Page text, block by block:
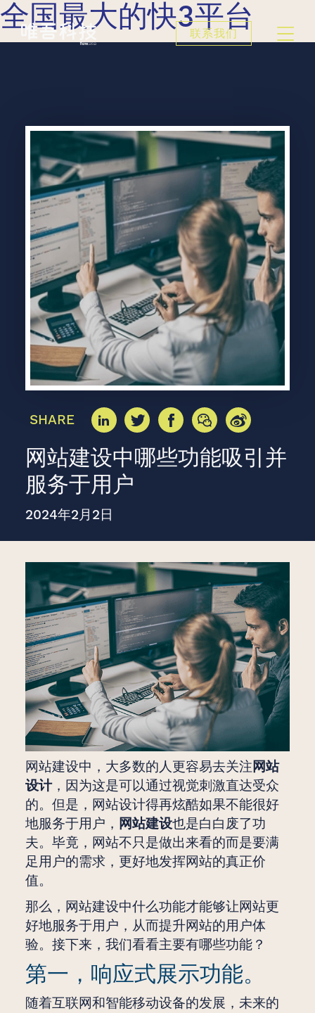
全国最大的快3平台
联系我们
SHARE
网站建设中哪些功能吸引并
服务于用户
2024年2月2日
网站建设中，大多数的人更容易去关注网站
设计，因为这是可以通过视觉刺激直达受众
的。但是，网站设计得再炫酷如果不能很好
地服务于用户， 网站建设也是白白废了功
夫。毕竟，网站不只是做出来看的而是要满
足用户的需求，更好地发挥网站的真正价
值。
那么，网站建设中什么功能才能够让网站更
好地服务于用户，从而提升网站的用户体
验。接下来，我们看看主要有哪些功能？
第一，响应式展示功能。
随着互联网和智能移动设备的发展，未来的